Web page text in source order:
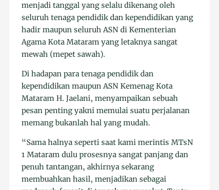
menjadi tanggal yang selalu dikenang oleh
seluruh tenaga pendidik dan kependidikan yang
hadir maupun seluruh ASN di Kementerian
Agama Kota Mataram yang letaknya sangat
mewah (mepet sawah).
Di hadapan para tenaga pendidik dan
kependidikan maupun ASN Kemenag Kota
Mataram H. Jaelani, menyampaikan sebuah
pesan penting yakni memulai suatu perjalanan
memang bukanlah hal yang mudah.
“Sama halnya seperti saat kami merintis MTsN
1 Mataram dulu prosesnya sangat panjang dan
penuh tantangan, akhirnya sekarang
membuahkan hasil, menjadikan sebagai